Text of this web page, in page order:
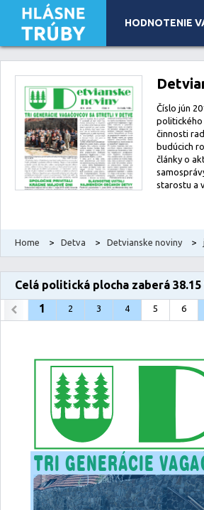
HODNOTENIE
Leaflet| Map data ©OpenStreetMapcontributors,
Číslo jún
politického
činnosti
budúcich
články o
starostu a
Home > Detva > Detvianske noviny >
Celá politická plocha zaberá
1
2 3 4 5 6